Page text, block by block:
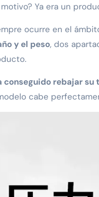
Ya era un
ocurre en el
y el peso, dos
conseguido rebajar su
cabe